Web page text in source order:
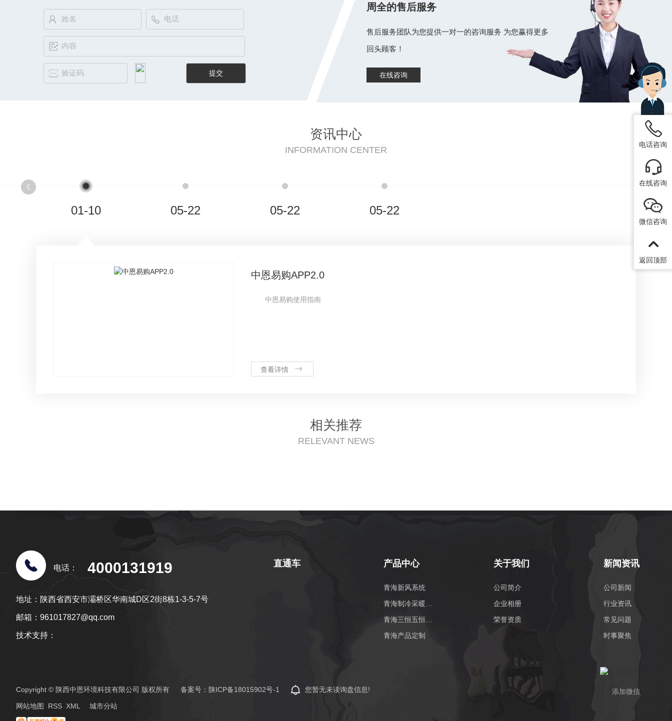
周全的售后服务
售后服务团队为您提供一对一的咨询服务 为您赢得更多
回头顾客！
在线咨询
资讯中心
INFORMATION CENTER
01-10 05-22 05-22 05-22
中恩易购APP2.0
中恩易购使用指南
查看详情
相关推荐
RELEVANT NEWS
电话： 4000131919
地址：陕西省西安市灞桥区华南城D区2街8栋1-3-5-7号
邮箱：961017827@qq.com
技术支持：
直通车 产品中心
青海新风系统
青海产品定制
关于我们
公司简介
企业相册
荣誉资质
新闻资讯
公司新闻
行业资讯
常见问题
时事聚焦
Copyright © 陕西中恩环境科技有限公司 版权所有 备案号： 陕ICP备18015902号-1 您暂无未读询盘信息!
网站地图 RSS XML 城市分站
城
添加微信
电话咨询
在线咨询
微信咨询
返回顶部